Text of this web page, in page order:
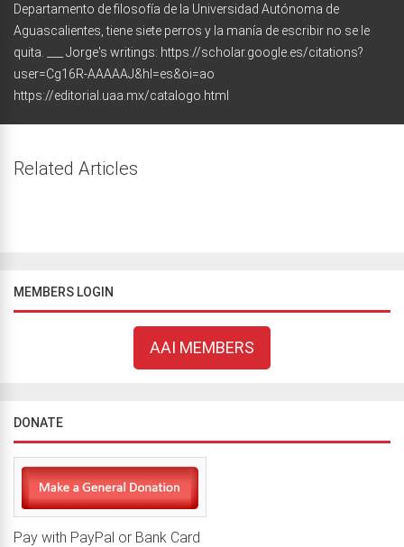
Departamento de filosofía de la Universidad Autónoma de
Aguascalientes, tiene siete perros y la manía de escribir no se le
quita. ___ Jorge's writings: https://scholar.google.es/citations?
user=Cg16R-AAAAAJ&hl=es&oi=ao
https://editorial.uaa.mx/catalogo.html
Related Articles
MEMBERS LOGIN
AAI MEMBERS
DONATE
Pay with PayPal or Bank Card